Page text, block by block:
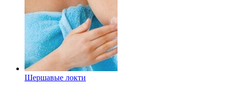
Шершавые локти